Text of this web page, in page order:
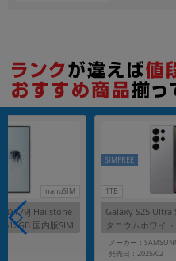
nanoSIM
NX779J Hailstone
国内版SIM
1TB
SIMFREE
Galaxy S25 Ultra
タニウムホワイ
SIMフリー】
メーカー：
発売日：2025/02